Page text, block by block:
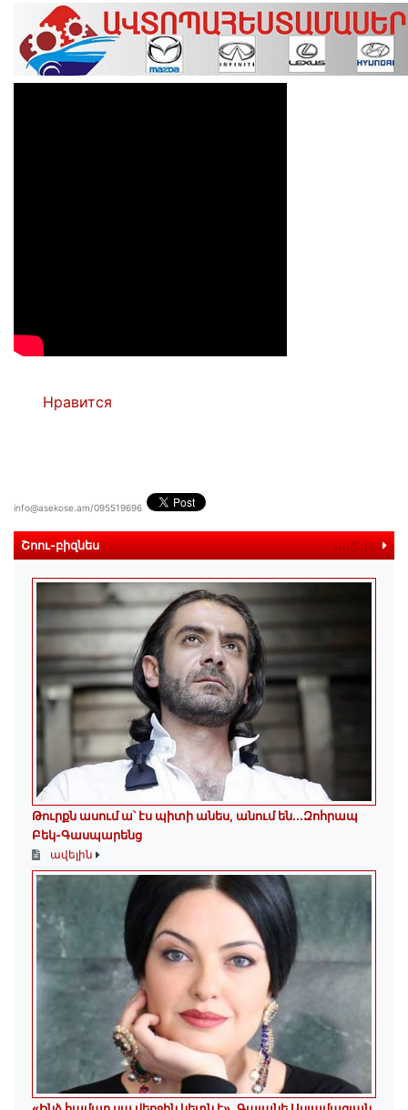
Нравится
info@asekose.am/095519696
Շոու-բիզնես ավելին
Թուրքն ասում ա՝ էս պիտի անես, անում են․․․Զոհրապ
Բեկ-Գասպարենց
ավելին